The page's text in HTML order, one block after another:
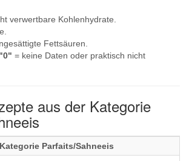
verwertbare Kohlenhydrate.
Fettsäuren.
= keine Daten oder praktisch nicht
aus der Kategorie
Parfaits/Sahneeis